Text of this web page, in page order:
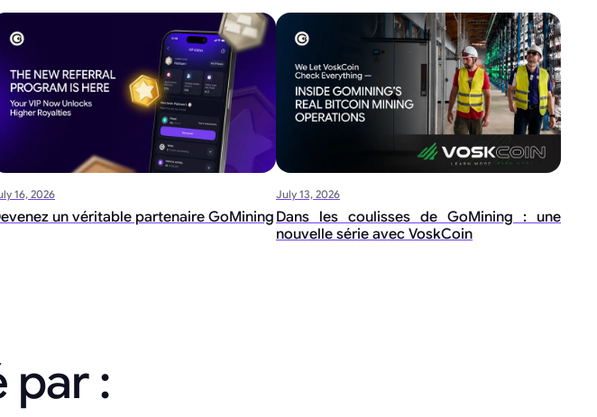
16, 2026
un véritable partenaire GoMining
July 13, 2026
Dans les coulisses de GoMining : une
nouvelle série avec VoskCoin
par :